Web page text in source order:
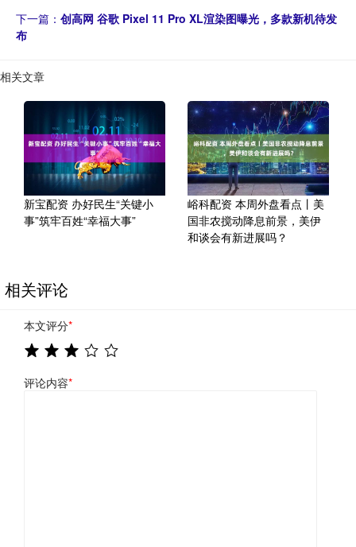
下一篇： 创高网 谷歌 Pixel 11 Pro XL渲染图曝光，多款新机待发
布
相关文章
新宝配资 办好民生“关键小
事”筑牢百姓“幸福大事”
峪科配资 本周外盘看点丨美
国非农搅动降息前景，美伊
和谈会有新进展吗？
相关评论
本文评分*
评论内容*